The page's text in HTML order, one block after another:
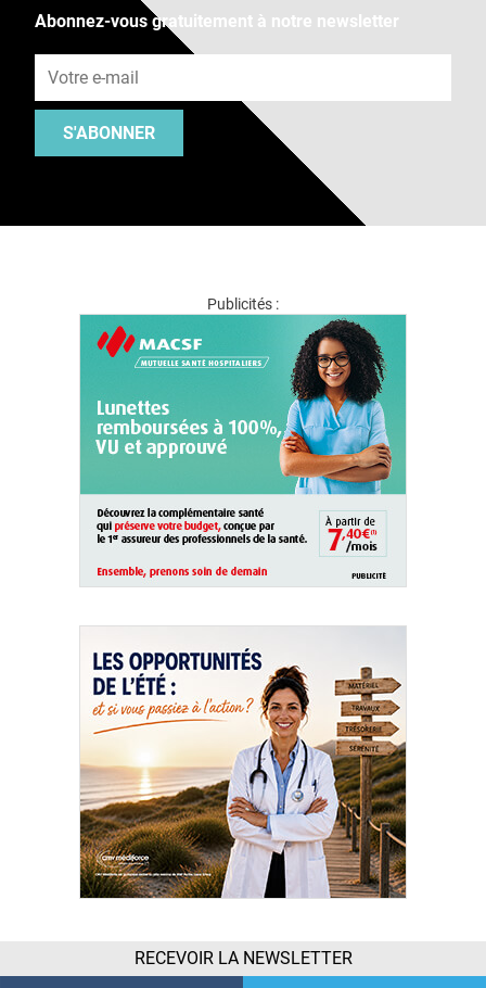
Abonnez-vous gratuitement à notre newsletter
S'ABONNER
Publicités :
RECEVOIR LA NEWSLETTER